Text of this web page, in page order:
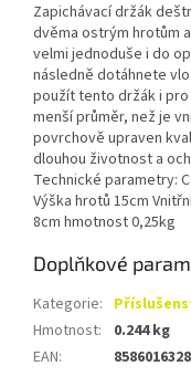
Zapichávací držák
dvěma ostrým hrotům
velmi jednoduše i do
následně dotáhnete
použít tento držák i
menší průměr, než je
povrchově upraven
dlouhou životnost a
Technické parametry:
Výška hrotů 15cm
8cm hmotnost 0,25kg
Doplňkové
Kategorie:
Hmotnost:
0.244 kg
EAN: